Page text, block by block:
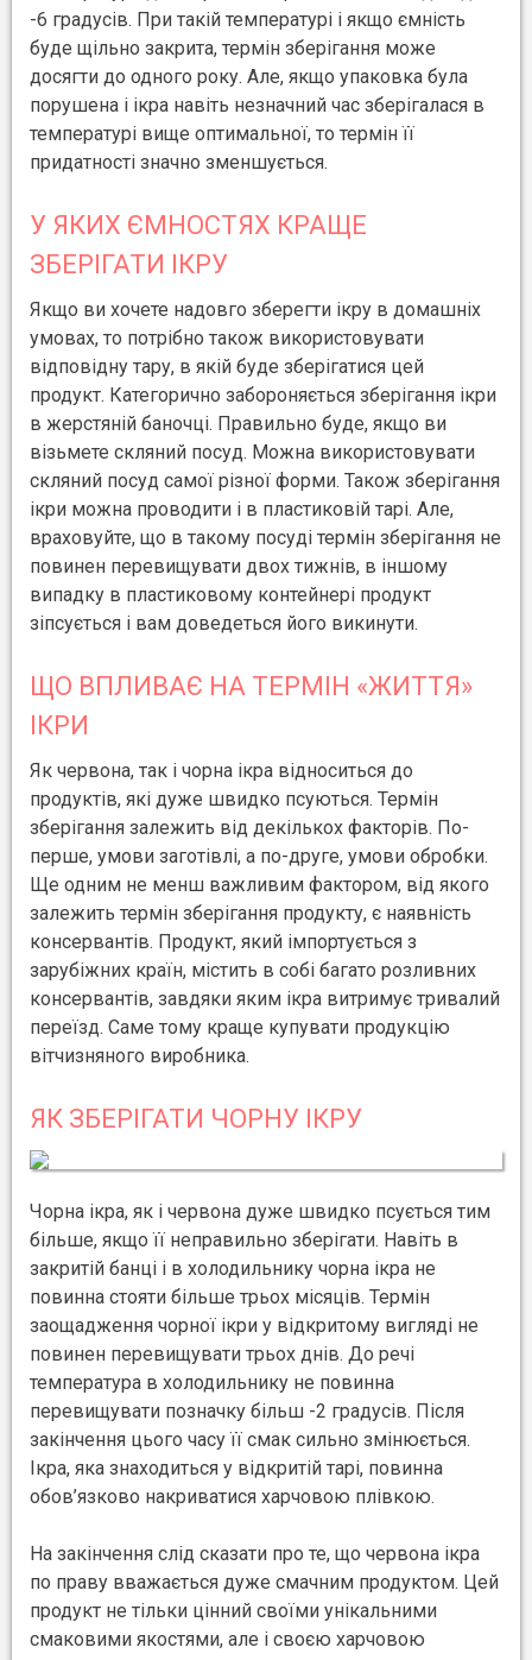
-6 градусів. При такій температурі і якщо ємність
буде щільно закрита, термін зберігання може
досягти до одного року. Але, якщо упаковка була
порушена і ікра навіть незначний час зберігалася в
температурі вище оптимальної, то термін її
придатності значно зменшується.
У ЯКИХ ЄМНОСТЯХ КРАЩЕ
ЗБЕРІГАТИ ІКРУ
Якщо ви хочете надовго зберегти ікру в домашніх
умовах, то потрібно також використовувати
відповідну тару, в якій буде зберігатися цей
продукт. Категорично забороняється зберігання ікри
в жерстяній баночці. Правильно буде, якщо ви
візьмете скляний посуд. Можна використовувати
скляний посуд самої різної форми. Також зберігання
ікри можна проводити і в пластиковій тарі. Але,
враховуйте, що в такому посуді термін зберігання не
повинен перевищувати двох тижнів, в іншому
випадку в пластиковому контейнері продукт
зіпсується і вам доведеться його викинути.
ЩО ВПЛИВАЄ НА ТЕРМІН «ЖИТТЯ»
ІКРИ
Як червона, так і чорна ікра відноситься до
продуктів, які дуже швидко псуються. Термін
зберігання залежить від декількох факторів. По-
перше, умови заготівлі, а по-друге, умови обробки.
Ще одним не менш важливим фактором, від якого
залежить термін зберігання продукту, є наявність
консервантів. Продукт, який імпортується з
зарубіжних країн, містить в собі багато розливних
консервантів, завдяки яким ікра витримує тривалий
переїзд. Саме тому краще купувати продукцію
вітчизняного виробника.
ЯК ЗБЕРІГАТИ ЧОРНУ ІКРУ
Чорна ікра, як і червона дуже швидко псується тим
більше, якщо її неправильно зберігати. Навіть в
закритій банці і в холодильнику чорна ікра не
повинна стояти більше трьох місяців. Термін
заощадження чорної ікри у відкритому вигляді не
повинен перевищувати трьох днів. До речі
температура в холодильнику не повинна
перевищувати позначку більш -2 градусів. Після
закінчення цього часу її смак сильно змінюється.
Ікра, яка знаходиться у відкритій тарі, повинна
обов’язково накриватися харчовою плівкою.
На закінчення слід сказати про те, що червона ікра
по праву вважається дуже смачним продуктом. Цей
продукт не тільки цінний своїми унікальними
смаковими якостями, але і своєю харчовою